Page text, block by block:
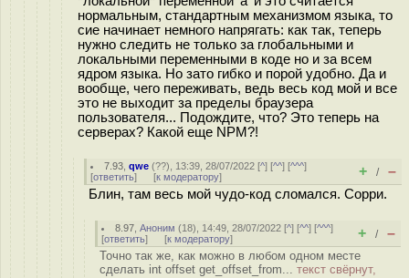
нормальным, стандартным механизмом языка, то
сие начинает немного напрягать: как так, теперь
нужно следить не только за глобальными и
локальными переменными в коде но и за всем
ядром языка. Но зато гибко и порой удобно. Да и
вообще, чего переживать, ведь весь код мой и все
это не выходит за пределы браузера
пользователя... Подождите, что? Это теперь на
серверах? Какой еще NPM?!
7.93 ,qwe (??), 13:39, 28/07/2022 [^] [^^] [^^^]
[ответить] [к модератору] + / –
Блин, там весь мой чудо-код сломался. Сорри.
8.97 ,Аноним (18), 14:49, 28/07/2022 [^] [^^] [^^^]
[ответить] [к модератору] + / –
Точно так же, как можно в любом одном месте
сделать int offset get_offset_from... текст свёрнут,